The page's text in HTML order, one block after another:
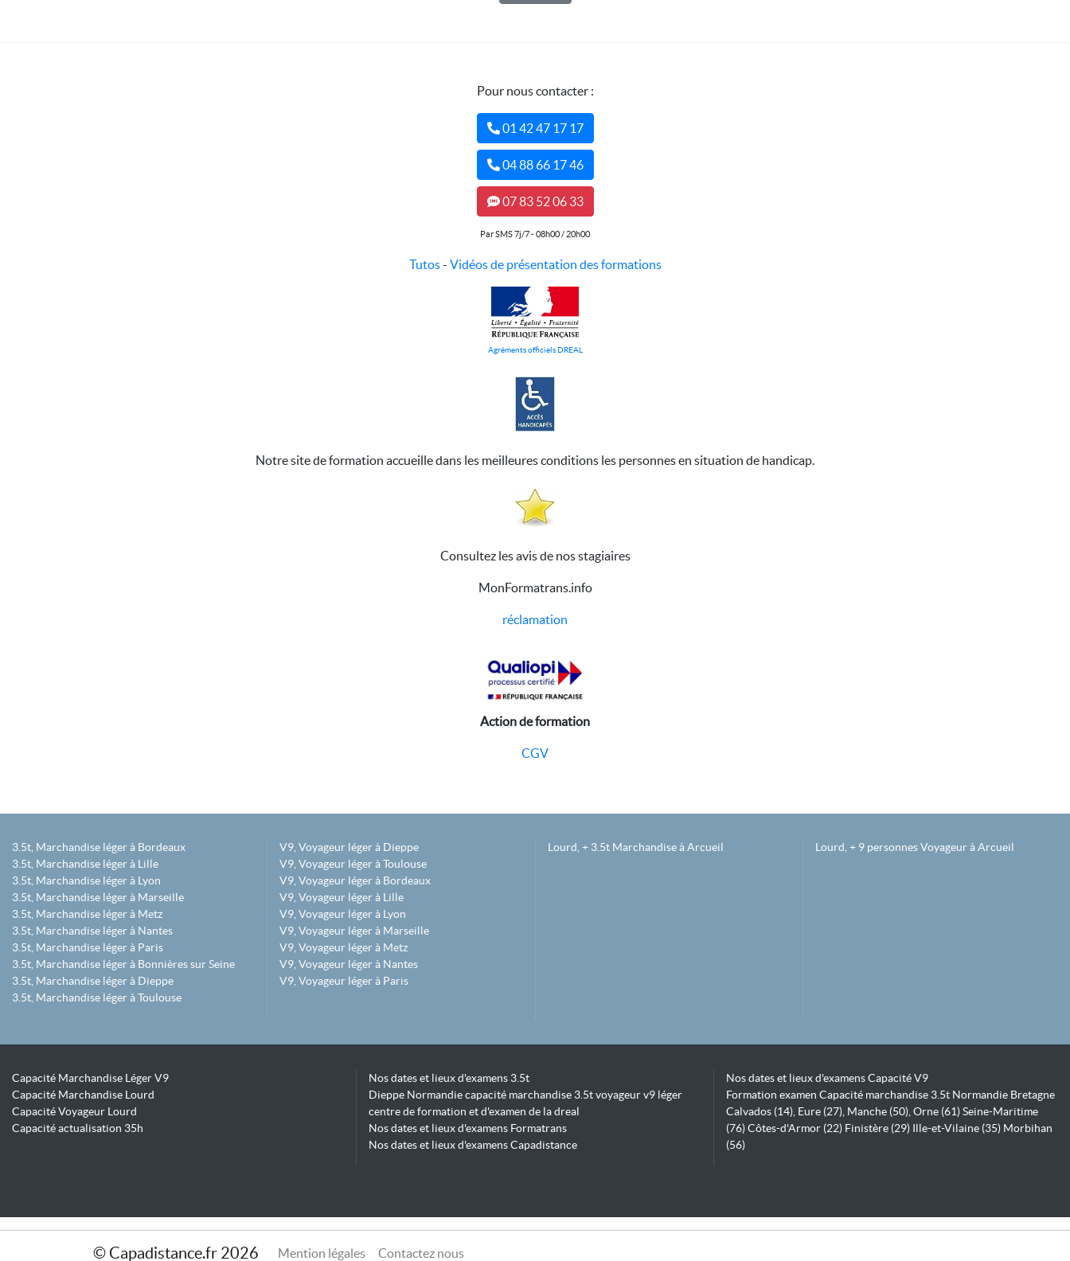
Pour nous contacter :
01 42 47 17 17
04 88 66 17 46
07 83 52 06 33
Par SMS 7j/7 - 08h00 / 20h00
Tutos- Vidéos de présentation des formations
Agréments officiels DREAL
Notre site de formation accueille dans les meilleures conditions les personnes en situation de handicap.
Consultez les avis de nos stagiaires
MonFormatrans.info
réclamation
Action de formation
CGV
3.5t, Marchandise léger à Bordeaux
3.5t, Marchandise léger à Lille
3.5t, Marchandise léger à Lyon
3.5t, Marchandise léger à Marseille
3.5t, Marchandise léger à Metz
3.5t, Marchandise léger à Nantes
3.5t, Marchandise léger à Paris
3.5t, Marchandise léger à Bonnières sur Seine
3.5t, Marchandise léger à Dieppe
3.5t, Marchandise léger à Toulouse
V9, Voyageur léger à Dieppe
V9, Voyageur léger à Toulouse
V9, Voyageur léger à Bordeaux
V9, Voyageur léger à Lille
V9, Voyageur léger à Lyon
V9, Voyageur léger à Marseille
V9, Voyageur léger à Metz
V9, Voyageur léger à Nantes
V9, Voyageur léger à Paris
Lourd, + 3.5t Marchandise à Arcueil Lourd, + 9 personnes Voyageur à Arcueil
Capacité Marchandise Léger V9
Capacité Marchandise Lourd
Capacité Voyageur Lourd
Capacité actualisation 35h
Nos dates et lieux d'examens 3.5t
Dieppe Normandie capacité marchandise 3.5t voyageur v9 léger
centre de formation et d'examen de la dreal
Nos dates et lieux d'examens Formatrans
Nos dates et lieux d'examens Capadistance
Nos dates et lieux d'examens Capacité V9
Formation examen Capacité marchandise 3.5t Normandie Bretagne
Calvados (14), Eure (27), Manche (50), Orne (61) Seine-Maritime
(76) Côtes-d'Armor (22) Finistère (29) Ille-et-Vilaine (35) Morbihan
(56)
© Capadistance.fr 2026 Mention légales Contactez nous